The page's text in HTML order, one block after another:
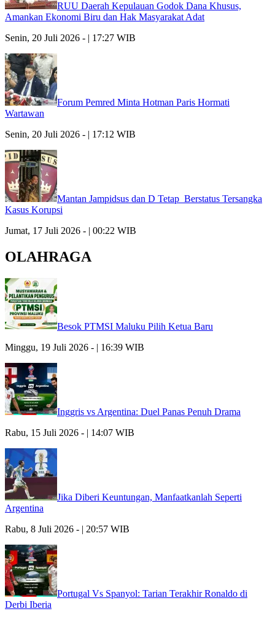
RUU Daerah Kepulauan Godok Dana Khusus,
Amankan Ekonomi Biru dan Hak Masyarakat Adat
Senin, 20 Juli 2026 - | 17:27 WIB
Forum Pemred Minta Hotman Paris Hormati
Wartawan
Senin, 20 Juli 2026 - | 17:12 WIB
Mantan Jampidsus dan D Tetap Berstatus Tersangka
Kasus Korupsi
Jumat, 17 Juli 2026 - | 00:22 WIB
OLAHRAGA
Besok PTMSI Maluku Pilih Ketua Baru
Minggu, 19 Juli 2026 - | 16:39 WIB
Inggris vs Argentina: Duel Panas Penuh Drama
Rabu, 15 Juli 2026 - | 14:07 WIB
Jika Diberi Keuntungan, Manfaatkanlah Seperti
Argentina
Rabu, 8 Juli 2026 - | 20:57 WIB
Portugal Vs Spanyol: Tarian Terakhir Ronaldo di
Derbi Iberia